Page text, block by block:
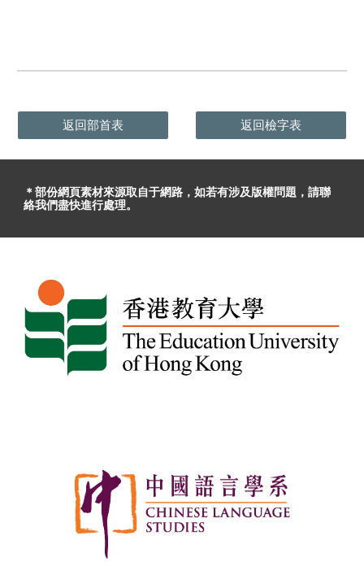
返回部首表 返回檢字表
＊部份網頁素材來源取自于網路，如若有涉及版權問題 ，請聯
絡我們盡快進行處理。